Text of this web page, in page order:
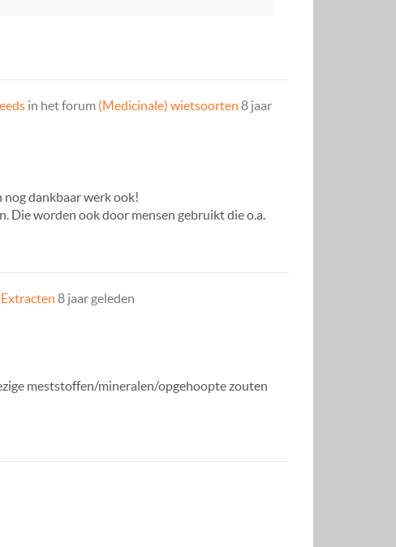
in het forum (Medicinale) wietsoorten 8 jaar
nog dankbaar werk ook!
Die worden ook door mensen gebruikt die o.a.
Extracten 8 jaar geleden
meststoffen/mineralen/opgehoopte zouten